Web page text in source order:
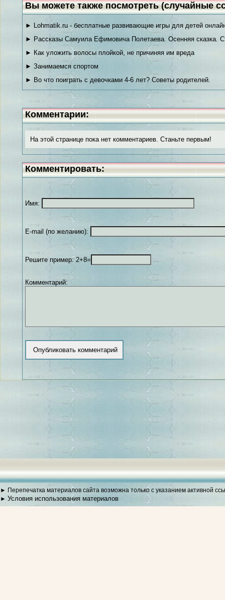
Вы можете также посмотреть (случайные
► Lohmatik.ru - бесплатные развивающие игры для детей
► Рассказы Самуила Ефимовича Полетаева. Осенняя сказка.
► Как уложить волосы плойкой, не причиняя им вреда
► Занимаемся спортом
► Во что поиграть с девочками 4-6 лет? Советы родителей.
Комментарии:
На этой странице пока нет комментариев. Станьте первым!
Комментировать:
Имя:
E-mail (по желанию):
Решите пример: 2+8=
Комментарий:
► Перепечатка материалов сайта возможна только с указанием активной
► Условия использования материалов